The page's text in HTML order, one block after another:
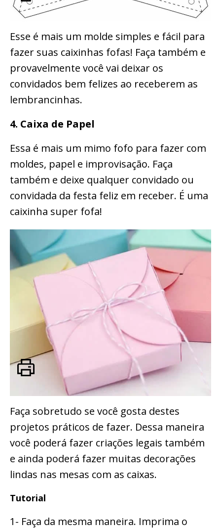
Esse é mais um molde simples e fácil para
fazer suas caixinhas fofas! Faça também e
provavelmente você vai deixar os
convidados bem felizes ao receberem as
lembrancinhas.
4. Caixa de Papel
Essa é mais um mimo fofo para fazer com
moldes, papel e improvisação. Faça
também e deixe qualquer convidado ou
convidada da festa feliz em receber. É uma
caixinha super fofa!
Faça sobretudo se você gosta destes
projetos práticos de fazer. Dessa maneira
você poderá fazer criações legais também
e ainda poderá fazer muitas decorações
lindas nas mesas com as caixas.
Tutorial
1- Faça da mesma maneira. Imprima o